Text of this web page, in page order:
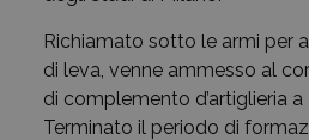
Richiamato sotto le armi per
di leva, venne ammesso al
di complemento d’artiglieria
Terminato il periodo di